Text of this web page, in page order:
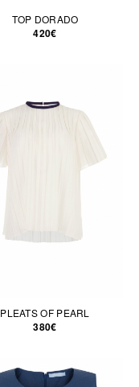
TOP DORADO
420€
PLEATS OF PEARL
380€